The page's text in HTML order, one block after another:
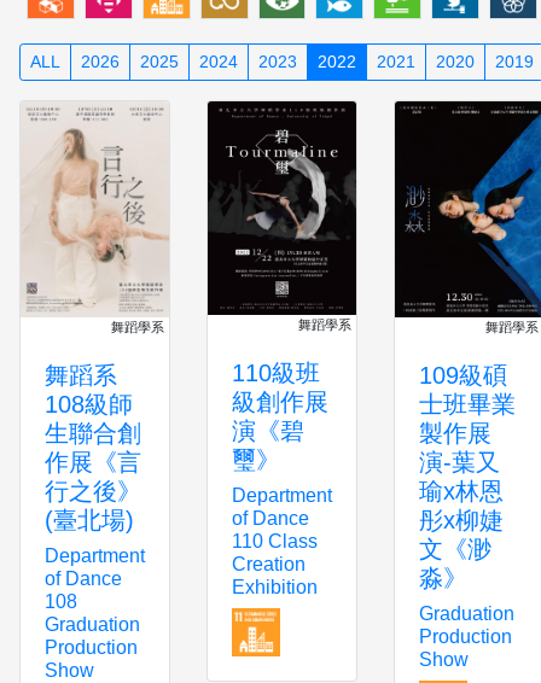
ALL 2026 2025 2024 2023 2022 2021 2020 2019
舞蹈學系
舞蹈系
108級師
生聯合創
作展《言
行之後》
(臺北場)
Department
of Dance
108
Graduation
Production
Show
舞蹈學系
110級班
級創作展
演《碧
璽》
Department
of Dance
110 Class
Creation
Exhibition
舞蹈學系
109級碩
士班畢業
製作展
演-葉又
瑜x林恩
彤x柳婕
文《渺
淼》
Graduation
Production
Show